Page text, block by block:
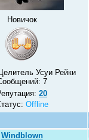
Новичок
Усуи Рейки
7
20
Offline
Windblown